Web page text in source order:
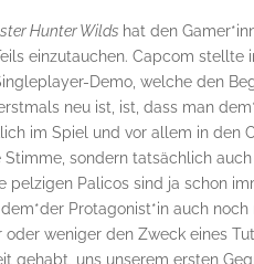
Hunter Wilds hat den
einzutauchen. Capcom
Demo, welche den
neu ist, ist, dass man
im Spiel und vor allem in den
sondern tatsächlich
pelzigen Palicos sind ja schon
Protagonist*in auch
weniger den Zweck eines
gehabt, uns unserem ersten